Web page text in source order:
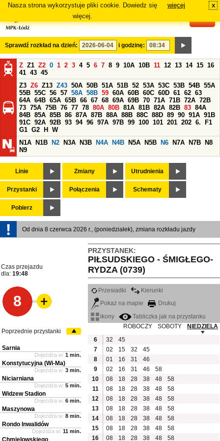
Nasza strona wykorzystuje pliki cookie. Dowiedz się
więcej.
więcej x
Sprawdź rozkład na dzień: i godzinę:
Z Z1 Z2 0 1 2 3 4 5 6 7 8 9 10A 10B 11 12 13 14 15 16
41 43 45
Z3 Z6 Z13 Z43 50A 50B 51A 51B 52 53A 53C 53B 54B 55A
55B 55C 56 57 58A 58B 59 60A 60B 60C 60D 61 62 63
64A 64B 65A 65B 66 67 68 69A 69B 70 71A 71B 72A 72B
73 75A 75B 76 77 78 80A 80B 81A 81B 82A 82B 83 84A
84B 85A 85B 86 87A 87B 88A 88B 88C 88D 89 90 91A 91B
91C 92A 92B 93 94 96 97A 97B 99 100 101 201 202 6.
F1
G1 G2 H
W
N1A
N1B N2 N3A N3B N4A N4B N5A N5B N6 N7A N7B
N8
N9
Linie Zmiany Utrudnienia
Przystanki Połączenia Schematy
Pobierz
Od dnia 8 czerwca 2026 r., (poniedziałek), zmiana rozkładu jazdy
PRZYSTANEK:
PIŁSUDSKIEGO - ŚMIGŁEGO-
RYDZA (0739)
Czas przejazdu
dla: 19:48
8
Przesiadki
Kierunki
Pokaż na mapie
Drukuj
ikony
Tabliczka jak na przystanku
ROBOCZY
SOBOTY
NIEDZIELA
6
32
45
7
02 15 32
45
8
01 16 31
46
9
02 16 31 46
58
10
08 18 28 38 48
58
11
08 18 28 38 48
58
12
08 18 28 38 48
58
13
08 18 28 38 48
58
14
08 18 28 38 48
58
15
08 18 28 38 48
58
16
08 18 28 38 48 58
Poprzednie przystanki
Sarnia
Dojeżdża w: 1 min.
Konstytucyjna (Wi-Ma)
Dojeżdża w: 3 min.
Niciarniana
Dojeżdża w: 5 min.
Widzew Stadion
Dojeżdża w: 6 min.
Maszynowa
Dojeżdża w: 8 min.
Rondo Inwalidów
Dojeżdża w: 11 min.
Chmielowskiego